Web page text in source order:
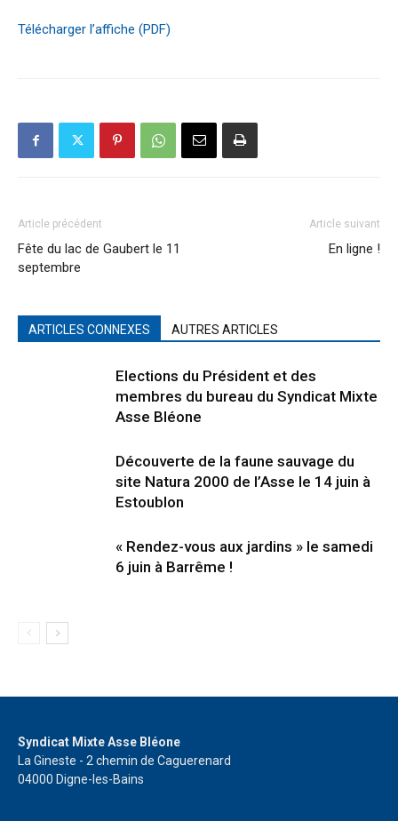
Télécharger l’affiche (PDF)
Article précédent
Fête du lac de Gaubert le 11
septembre
Article suivant
En ligne !
ARTICLES CONNEXES AUTRES ARTICLES
Elections du Président et des
membres du bureau du Syndicat Mixte
Asse Bléone
Découverte de la faune sauvage du
site Natura 2000 de l’Asse le 14 juin à
Estoublon
« Rendez-vous aux jardins » le samedi
6 juin à Barrême !
Syndicat Mixte Asse Bléone
La Gineste - 2 chemin de Caguerenard
04000 Digne-les-Bains